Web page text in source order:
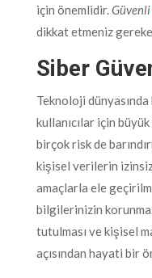
için önemlidir.Güvenli
dikkat etmeniz
Siber
Teknoloji
kullanıcılar için
birçok risk de
kişisel verilerin
amaçlarla ele
bilgilerinizin
tutulması ve kişisel
açısından hayati bir